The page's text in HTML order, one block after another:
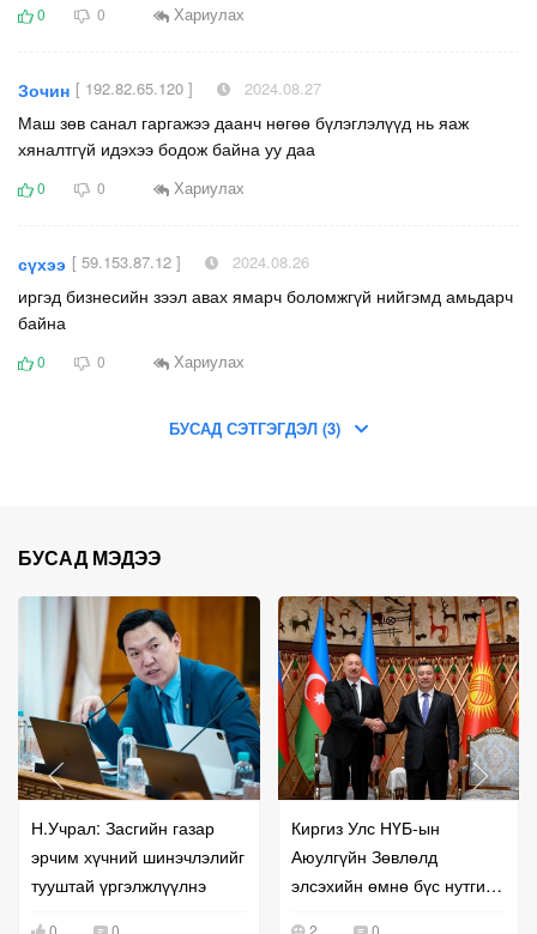
0 0 Хариулах
Зочин [ 192.82.65.120 ] 2024.08.27
Маш зөв санал гаргажээ даанч нөгөө бүлэглэлүүд нь яаж
хяналтгүй идэхээ бодож байна уу даа
0 0 Хариулах
сүхээ [ 59.153.87.12 ] 2024.08.26
иргэд бизнесийн зээл авах ямарч боломжгүй нийгэмд амьдарч
байна
0 0 Хариулах
БУСАД СЭТГЭГДЭЛ (3)
БУСАД МЭДЭЭ
Н.Учрал: Засгийн газар
эрчим хүчний шинэчлэлийг
тууштай үргэлжлүүлнэ
0 0
Киргиз Улс НҮБ-ын
Аюулгүйн Зөвлөлд
элсэхийн өмнө бүс нутгийн
2 0